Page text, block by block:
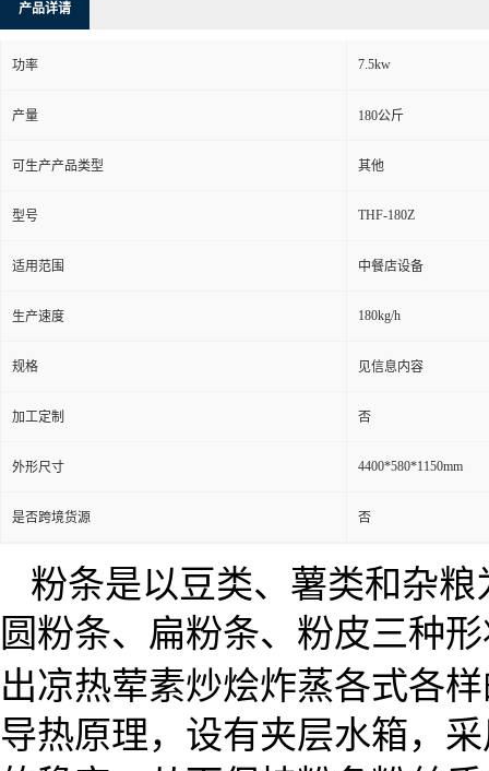
产品详请
功率 7.5kw
产量 180公斤
可生产产品类型 其他
型号 THF-180Z
适用范围 中餐店设备
生产速度 180kg/h
规格 见信息内容
加工定制 否
外形尺寸 4400*580*1150mm
是否跨境货源 否
粉条是以豆类、薯类和杂
圆粉条、扁粉条、粉皮三种
出凉热荤素炒烩炸蒸各式各
导热原理，设有夹层水箱，